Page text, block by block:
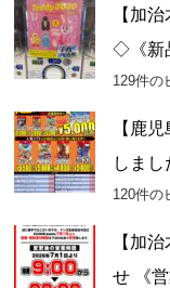
【加
◇《新
129件の
【鹿
しまし
120件の
【加
せ 《